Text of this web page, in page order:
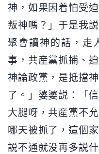
神，如果因着怕受
叛神嗎？」于是我
聚會讀神的話，走
事，共産黨抓捕、
神論政黨，是抵擋
了。」婆婆説：「
大腿呀，共産黨不
哪天被抓了，這個
説不通就没再多説